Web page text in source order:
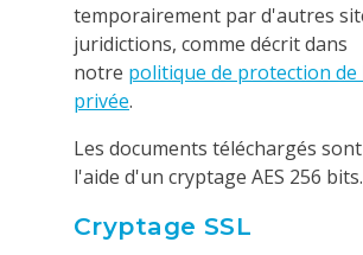
temporairement par d'autres
juridictions, comme décrit dans
notre politique de protection de
privée.
Les documents téléchargés
l'aide d'un cryptage AES 256 bits.
Cryptage SSL